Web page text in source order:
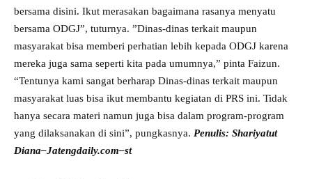
bersama disini. Ikut merasakan bagaimana rasanya menyatu
bersama ODGJ”, tuturnya. ”Dinas-dinas terkait maupun
masyarakat bisa memberi perhatian lebih kepada ODGJ karena
mereka juga sama seperti kita pada umumnya,” pinta Faizun.
“Tentunya kami sangat berharap Dinas-dinas terkait maupun
masyarakat luas bisa ikut membantu kegiatan di PRS ini. Tidak
hanya secara materi namun juga bisa dalam program-program
yang dilaksanakan di sini”, pungkasnya. Penulis: Shariyatut
Diana–Jatengdaily.com–st